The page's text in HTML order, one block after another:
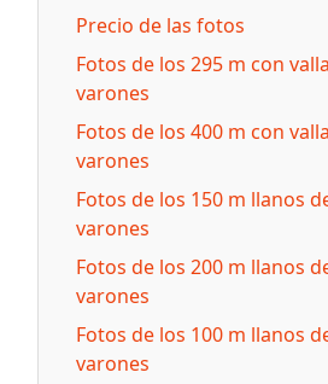
Precio de las fotos
Fotos de los 295 m con
varones
Fotos de los 400 m con
varones
Fotos de los 150 m llanos
varones
Fotos de los 200 m llanos
varones
Fotos de los 100 m llanos
varones